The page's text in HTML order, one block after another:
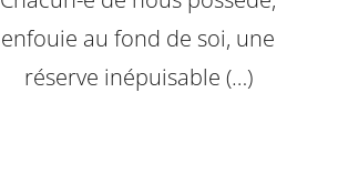
enfouie au fond de soi, une
réserve inépuisable (…)